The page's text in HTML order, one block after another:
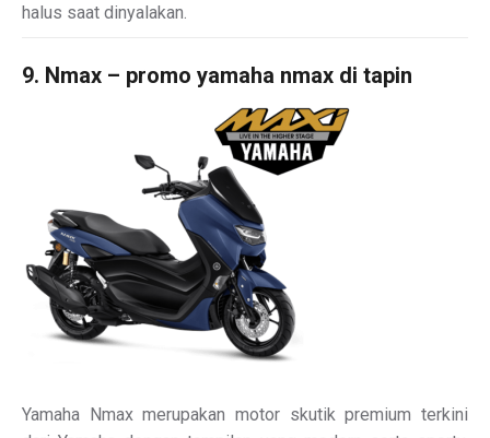
halus saat dinyalakan.
9. Nmax – promo yamaha nmax di tapin
Yamaha Nmax merupakan motor skutik premium terkini